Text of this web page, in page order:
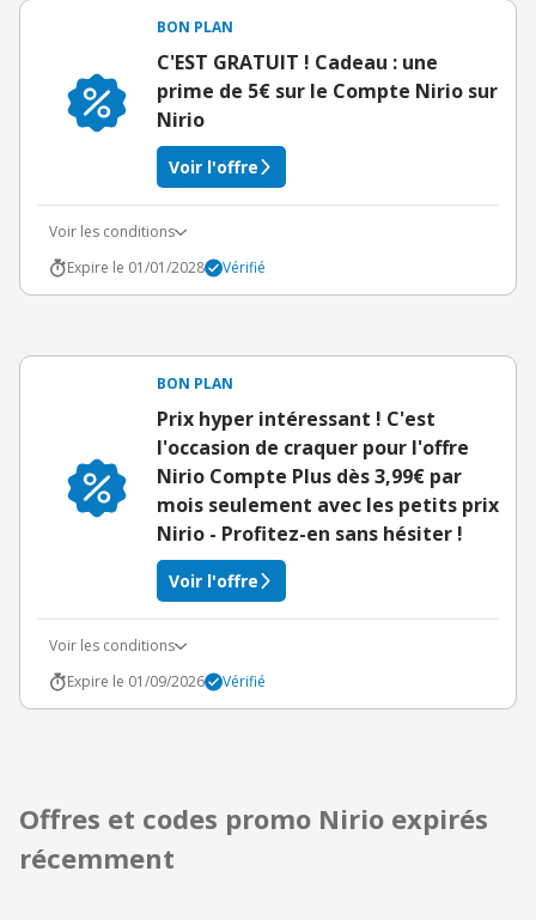
BON PLAN
C'EST GRATUIT ! Cadeau : une
prime de 5€ sur le Compte Nirio sur
Nirio
Voir l'offre
Voir les conditions
Expire le 01/01/2028
Vérifié
BON PLAN
Prix hyper intéressant ! C'est
l'occasion de craquer pour l'offre
Nirio Compte Plus dès 3,99€ par
mois seulement avec les petits prix
Nirio - Profitez-en sans hésiter !
Voir l'offre
Voir les conditions
Expire le 01/09/2026
Vérifié
Offres et codes promo Nirio expirés
récemment